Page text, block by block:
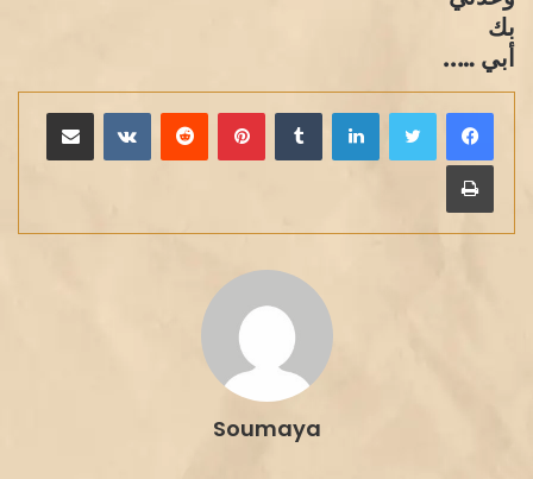
بك
أبي …..
لينكدإن بينتيريست مشاركة عبر البريد
طباعة
Soumaya